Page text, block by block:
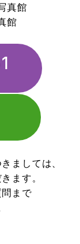
真館
館
ましては、
ます。
問まで